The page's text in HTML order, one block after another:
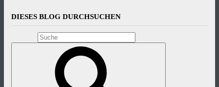
DIESES BLOG DURCHSUCHEN